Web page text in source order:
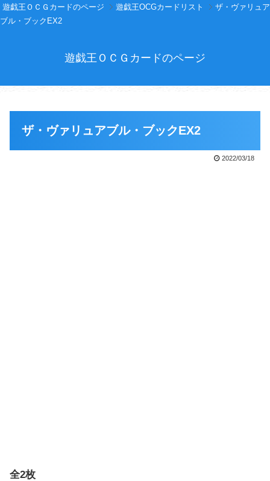
遊戯王ＯＣＧカードのページ 遊戯王OCGカードリスト
ザ・ヴァリュア
ブル・ブックEX2
遊戯王ＯＣＧカードのページ
ザ・ヴァリュアブル・ブックEX2
2022/03/18
全2枚